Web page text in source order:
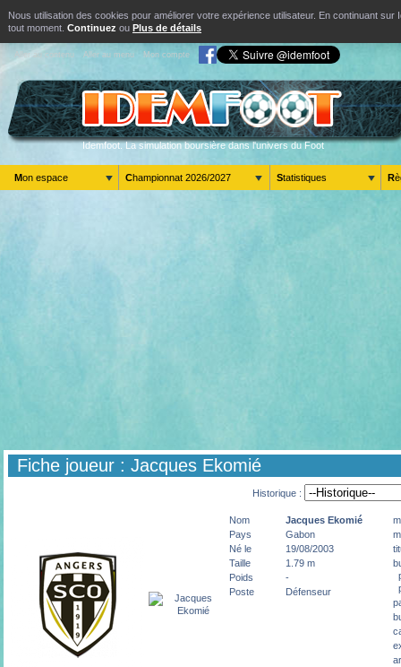
Nous utilisation des cookies pour améliorer votre expérience utilisateur. En continuant
tout moment. Continuez ou Plus de détails
Aller au contenu Aller au menu Mon compte
Idemfoot. La simulation boursière dans l'univers du Foot
Mon espace Championnat 2026/2027 Statistiques
Fiche joueur : Jacques Ekomié
Historique :
Nom Jacques Ekomié
Pays
Gabon
Né le
19/08/2003
Taille
1.79 m
Poids
-
Poste
Défenseur